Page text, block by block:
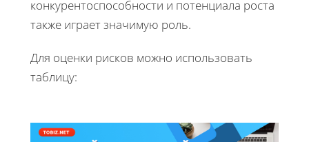
конкурентоспособности и потенциала роста
также играет значимую роль.
Для оценки рисков можно использовать
таблицу: